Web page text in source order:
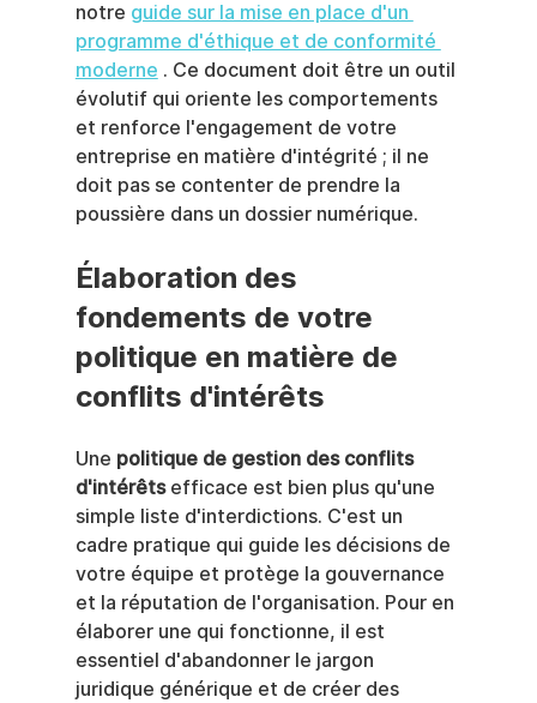
notre guide sur la mise en place d'un
programme d'éthique et de conformité
moderne . Ce document doit être un outil
évolutif qui oriente les comportements
et renforce l'engagement de votre
entreprise en matière d'intégrité ; il ne
doit pas se contenter de prendre la
poussière dans un dossier numérique.
Élaboration des
fondements de votre
politique en matière de
conflits d'intérêts
Une politique de gestion des conflits
d'intérêts efficace est bien plus qu'une
simple liste d'interdictions. C'est un
cadre pratique qui guide les décisions de
votre équipe et protège la gouvernance
et la réputation de l'organisation. Pour en
élaborer une qui fonctionne, il est
essentiel d'abandonner le jargon
juridique générique et de créer des